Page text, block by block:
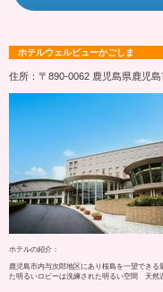
ホテルウェルビューかごしま
住所：〒890-0062 鹿児島県鹿児
ホテルの紹介：
鹿児島市内与次郎地区にあり桜島を一望でき
た明るいロビーは洗練された明るい空間 天然